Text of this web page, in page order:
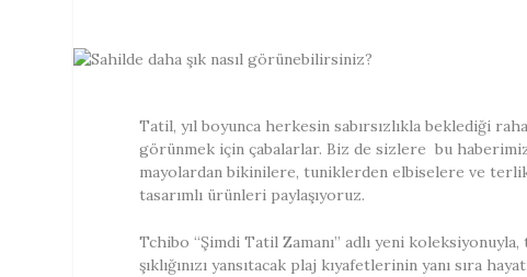
Tatil, yıl boyunca herkesin sabırsızlıkla beklediği
görünmek için çabalarlar. Biz de sizlere bu
mayolardan bikinilere, tuniklerden elbiselere ve
tasarımlı ürünleri paylaşıyoruz.
Tchibo “Şimdi Tatil Zamanı” adlı yeni
şıklığınızı yansıtacak plaj kıyafetlerinin yanı sıra